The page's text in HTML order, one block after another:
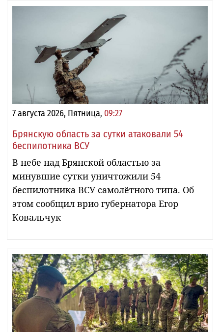
7 августа 2026, Пятница, 09:27
Брянскую область за сутки атаковали 54
беспилотника ВСУ
В небе над Брянской областью за
минувшие сутки уничтожили 54
беспилотника ВСУ самолётного типа. Об
этом сообщил врио губернатора Егор
Ковальчук